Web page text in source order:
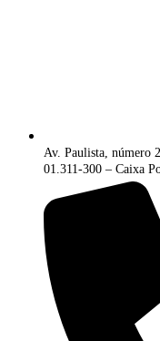
Av. Paulista, número
01.311-300 – Caixa